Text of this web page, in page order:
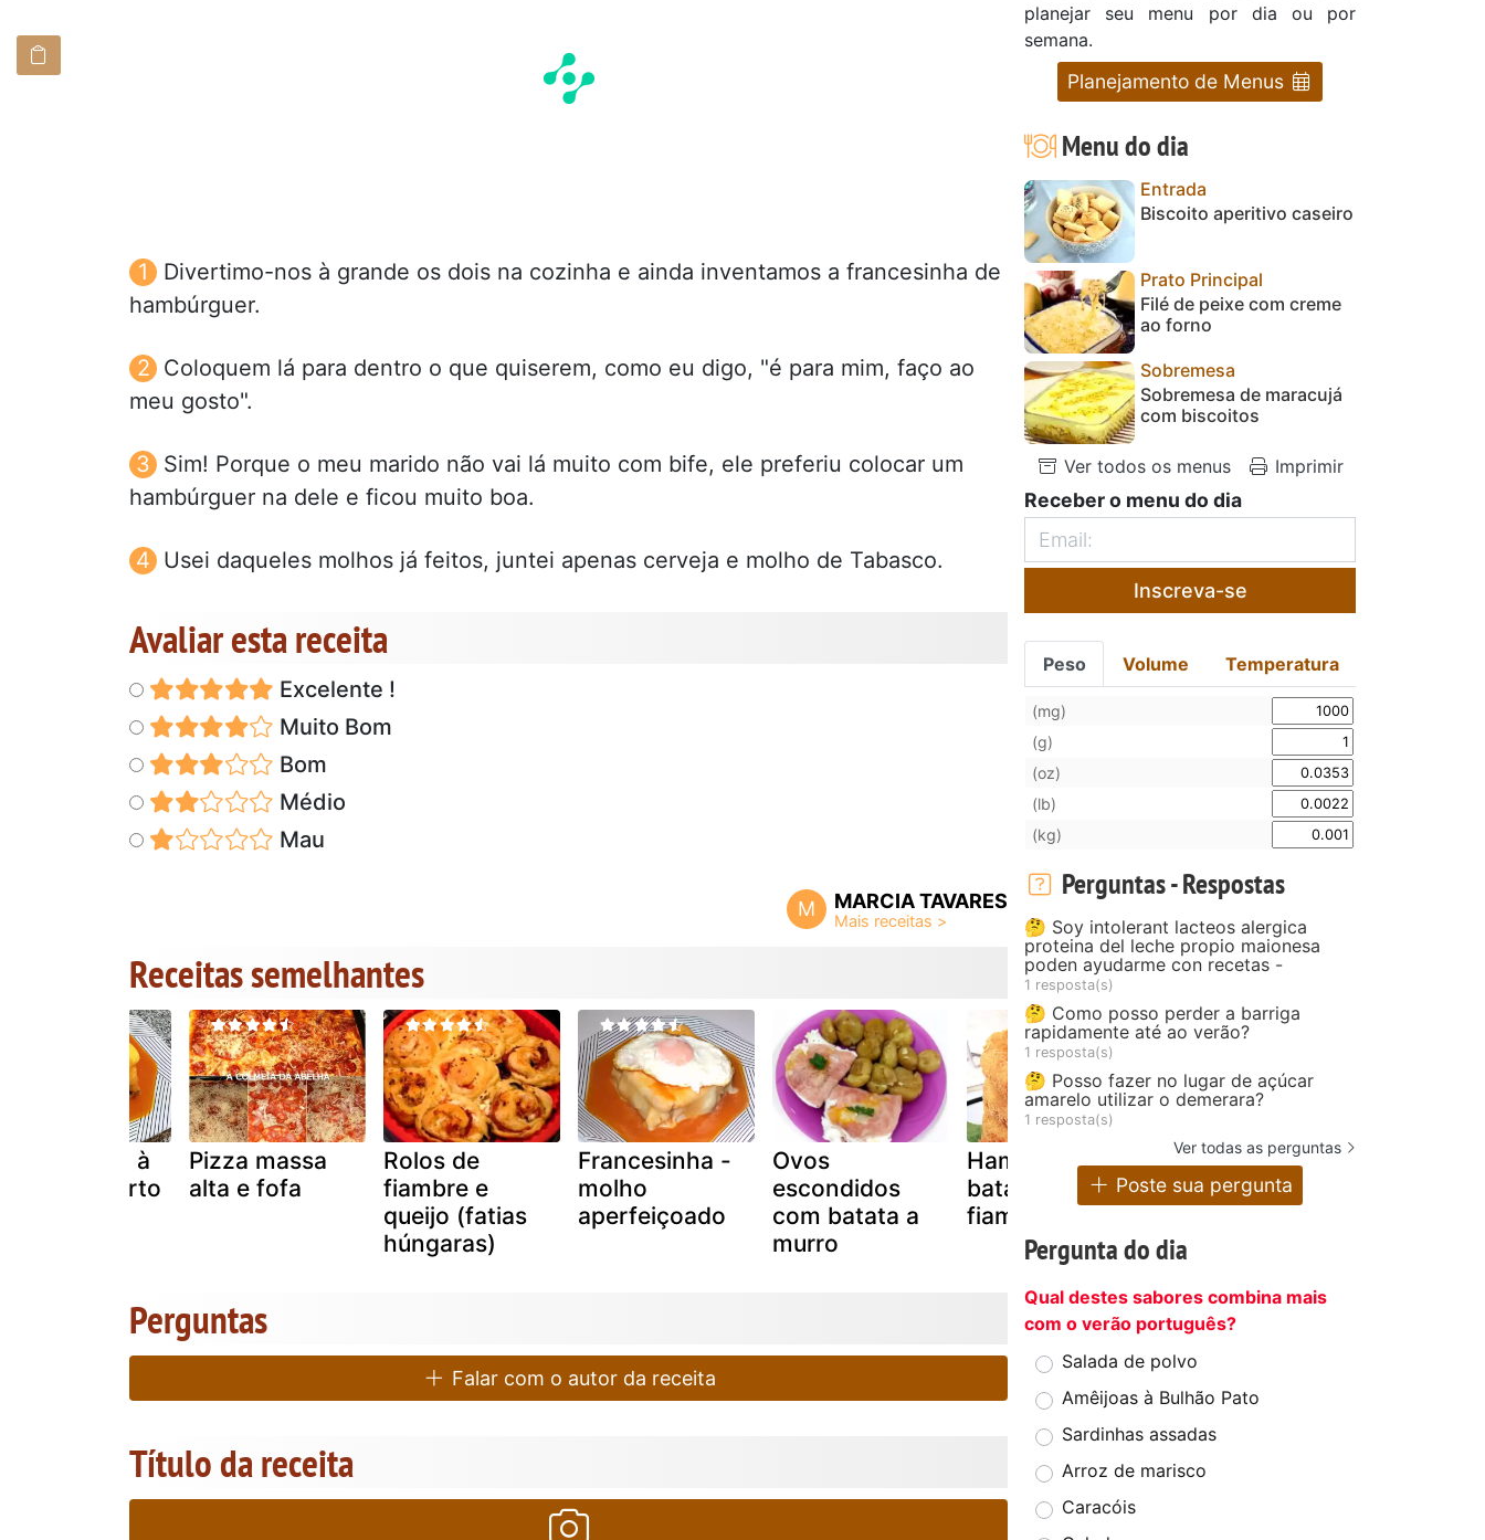
Divertimo-nos à grande os dois na cozinha e ainda inventamos a francesinha de
hambúrguer.
Coloquem lá para dentro o que quiserem, como eu digo, "é para mim, faço ao
meu gosto".
Sim! Porque o meu marido não vai lá muito com bife, ele preferiu colocar um
hambúrguer na dele e ficou muito boa.
Usei daqueles molhos já feitos, juntei apenas cerveja e molho de Tabasco.
Avaliar esta receita
Excelente !
Muito Bom
Bom
Médio
Mau
M MARCIA TAVARES
Receitas semelhantes
à
do porto
Pizza massa
alta e fofa
Rolos de
fiambre e
queijo (fatias
húngaras)
Francesinha -
molho
aperfeiçoado
Ovos
escondidos
com batata a
murro
Hambúrguer de
batata e
fiambre
Frango com
fiambre e natas
Perguntas
Falar com o autor da receita
Título da receita
planejar seu menu por dia ou por
semana.
Planejamento de Menus
Menu do dia
Entrada
Biscoito aperitivo caseiro
Prato Principal
Filé de peixe com creme
ao forno
Sobremesa
Sobremesa de maracujá
com biscoitos
Ver todos os menus Imprimir
Receber o menu do dia
Inscreva-se
Peso Volume Temperatura
(mg)
(g)
(oz)
(lb)
(kg)
Perguntas - Respostas
🤔 Soy intolerant lacteos alergica
proteina del leche propio maionesa
poden ayudarme con recetas -
1 resposta(s)
🤔 Como posso perder a barriga
rapidamente até ao verão?
1 resposta(s)
🤔 Posso fazer no lugar de açúcar
amarelo utilizar o demerara?
1 resposta(s)
Ver todas as perguntas
Poste sua pergunta
Pergunta do dia
Qual destes sabores combina mais
com o verão português?
Salada de polvo
Amêijoas à Bulhão Pato
Sardinhas assadas
Arroz de marisco
Caracóis